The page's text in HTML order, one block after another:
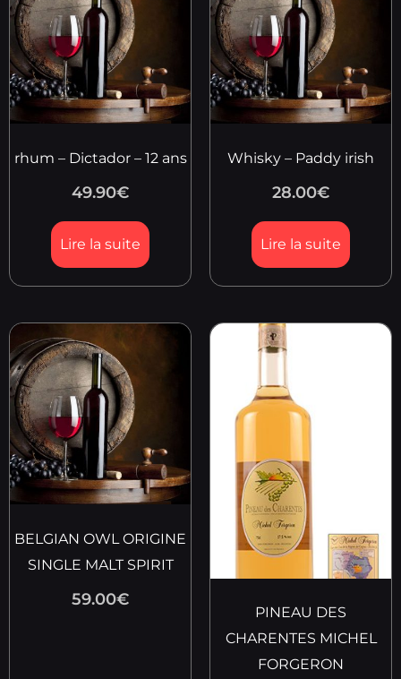
rhum – Dictador – 12 ans
49.90€
Lire la suite
Whisky – Paddy irish
28.00€
Lire la suite
BELGIAN OWL ORIGINE
SINGLE MALT SPIRIT
59.00€
PINEAU DES
CHARENTES MICHEL
FORGERON